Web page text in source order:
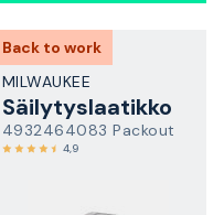
Back to work
MILWAUKEE
Säilytyslaatikko
4932464083 Packout
4,9